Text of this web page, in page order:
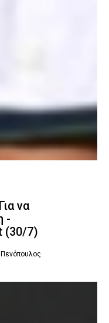
να
-
(30/7)
Πενόπουλος